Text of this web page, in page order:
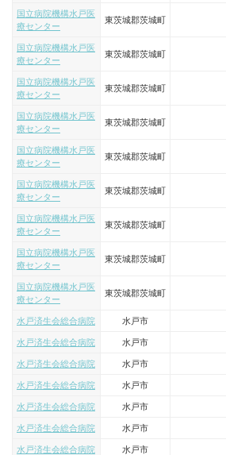
国立病院機構水戸医
療センター
東茨城郡茨城町
国立病院機構水戸医
療センター
東茨城郡茨城町
国立病院機構水戸医
療センター
東茨城郡茨城町
国立病院機構水戸医
療センター
東茨城郡茨城町
国立病院機構水戸医
療センター
東茨城郡茨城町
国立病院機構水戸医
療センター
東茨城郡茨城町
国立病院機構水戸医
療センター
東茨城郡茨城町
国立病院機構水戸医
療センター
東茨城郡茨城町
国立病院機構水戸医
療センター
東茨城郡茨城町
水戸済生会総合病院 水戸市
水戸済生会総合病院 水戸市
水戸済生会総合病院 水戸市
水戸済生会総合病院 水戸市
水戸済生会総合病院 水戸市
水戸済生会総合病院 水戸市
水戸済生会総合病院 水戸市